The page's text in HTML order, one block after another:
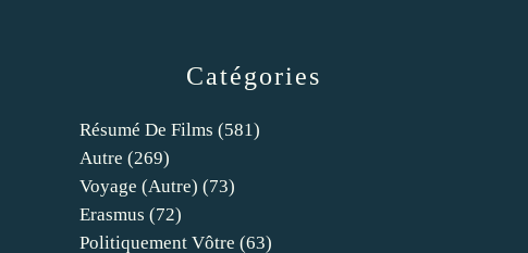
Catégories
Résumé De Films (581)
Autre (269)
Voyage (autre) (73)
Erasmus (72)
Politiquement Vôtre (63)